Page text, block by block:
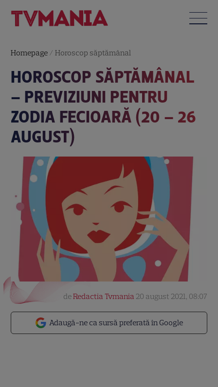
Homepage /Horoscop săptămânal
HOROSCOP SĂPTĂMÂNAL
– PREVIZIUNI PENTRU
ZODIA FECIOARĂ (20 – 26
AUGUST)
Adaugă-ne ca sursă preferată în Google
deRedactia Tvmania 20 august 2021, 08:07